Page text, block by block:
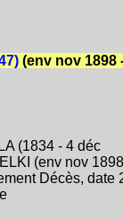
(env nov 1898
(1834 - 4 déc
(env nov
Décès, date